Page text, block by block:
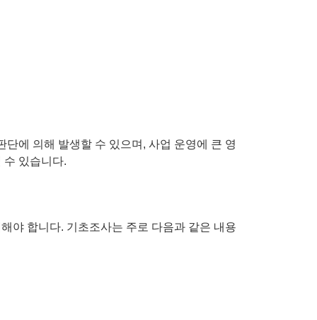
에 의해 발생할 수 있으며, 사업 운영에 큰 영
수 있습니다.
야 합니다. 기초조사는 주로 다음과 같은 내용